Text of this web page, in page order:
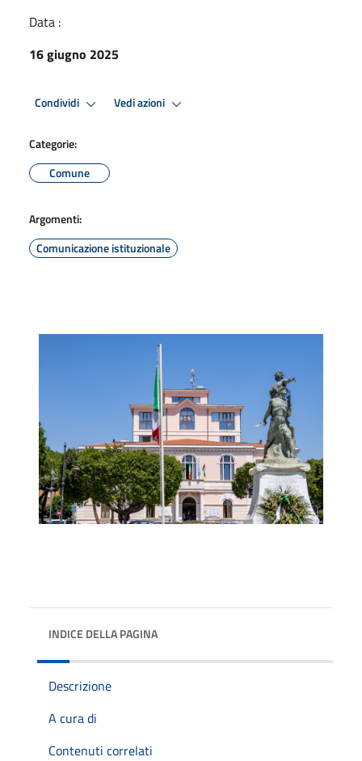
Data :
16 giugno 2025
Condividi Vedi azioni
Categorie:
Comune
Argomenti:
Comunicazione istituzionale
INDICE DELLA PAGINA
Descrizione
A cura di
Contenuti correlati